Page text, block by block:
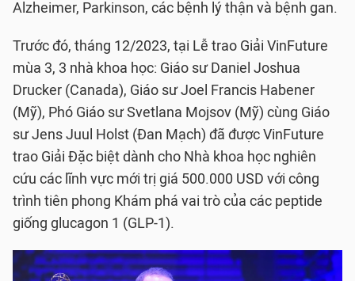
Alzheimer, Parkinson, các bệnh lý thận và bệnh gan.
Trước đó, tháng 12/2023, tại Lễ trao Giải VinFuture
mùa 3, 3 nhà khoa học: Giáo sư Daniel Joshua
Drucker (Canada), Giáo sư Joel Francis Habener
(Mỹ), Phó Giáo sư Svetlana Mojsov (Mỹ) cùng Giáo
sư Jens Juul Holst (Đan Mạch) đã được VinFuture
trao Giải Đặc biệt dành cho Nhà khoa học nghiên
cứu các lĩnh vực mới trị giá 500.000 USD với công
trình tiên phong Khám phá vai trò của các peptide
giống glucagon 1 (GLP-1).